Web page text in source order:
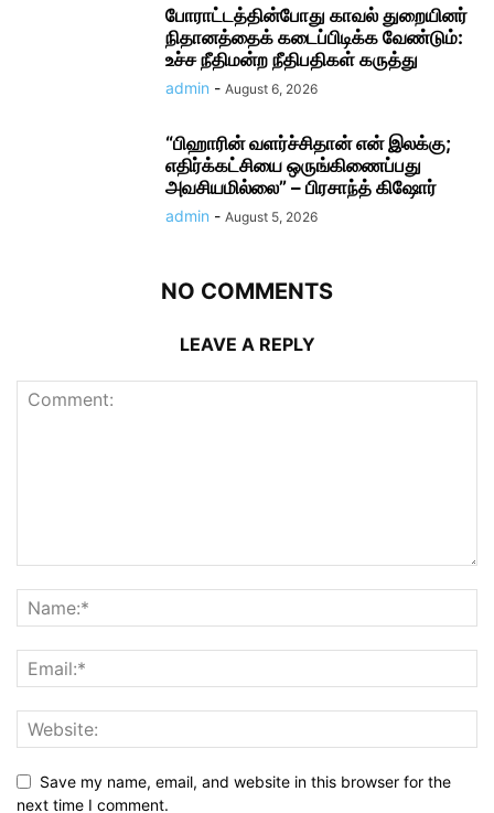
போராட்டத்தின்போது காவல் துறையினர்
நிதானத்தைக் கடைப்பிடிக்க வேண்டும்:
உச்ச நீதிமன்ற நீதிபதிகள் கருத்து
admin - August 6, 2026
“பிஹாரின் வளர்ச்சிதான் என் இலக்கு;
எதிர்க்கட்சியை ஒருங்கிணைப்பது
அவசியமில்லை” – பிரசாந்த் கிஷோர்
admin - August 5, 2026
NO COMMENTS
LEAVE A REPLY
Save my name, email, and website in this browser for the
next time I comment.